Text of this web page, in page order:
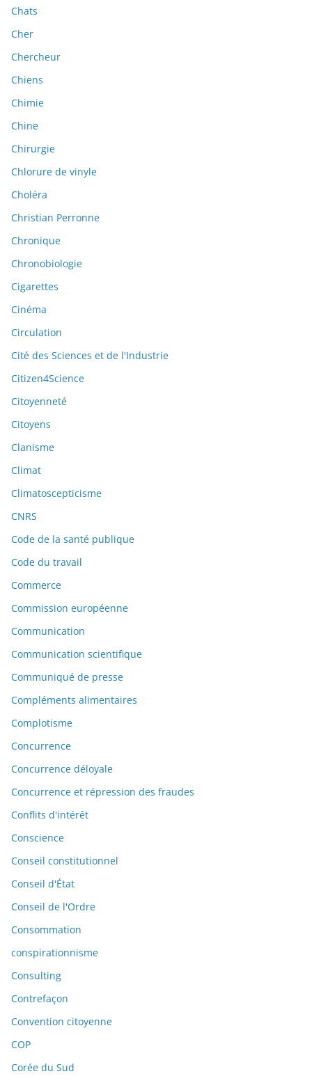
Chats
Cher
Chercheur
Chiens
Chimie
Chine
Chirurgie
Chlorure de vinyle
Choléra
Christian Perronne
Chronique
Chronobiologie
Cigarettes
Cinéma
Circulation
Cité des Sciences et de l'Industrie
Citizen4Science
Citoyenneté
Citoyens
Clanisme
Climat
Climatoscepticisme
CNRS
Code de la santé publique
Code du travail
Commerce
Commission européenne
Communication
Communication scientifique
Communiqué de presse
Compléments alimentaires
Complotisme
Concurrence
Concurrence déloyale
Concurrence et répression des fraudes
Conflits d'intérêt
Conscience
Conseil constitutionnel
Conseil d'État
Conseil de l'Ordre
Consommation
conspirationnisme
Consulting
Contrefaçon
Convention citoyenne
COP
Corée du Sud